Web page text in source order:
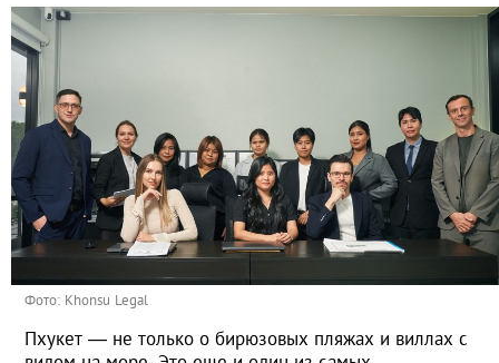
Фото: Khonsu Legal
Пхукет — не только о бирюзовых пляжах и виллах с